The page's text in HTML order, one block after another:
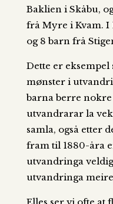
Baklien i Skåbu,
frå Myre i Kvam. I
og 8 barn frå
Dette er
mønster i
barna berre
utvandrarar la
samla, også etter
fram til 1880-åra
utvandringa
utvandringa